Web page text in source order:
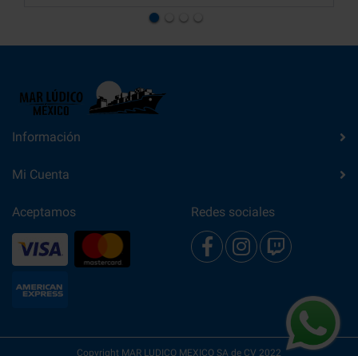
Información
Mi Cuenta
Aceptamos Redes sociales
Copyright MAR LUDICO MEXICO SA de CV 2022